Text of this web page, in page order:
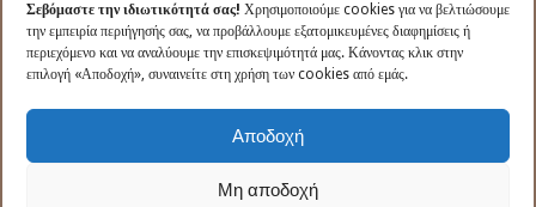
Σεβόμαστε την ιδιωτικότητά σας! Χρησιμοποιούμε cookies για να βελτιώσουμε
την εμπειρία περιήγησής σας, να προβάλλουμε εξατομικευμένες διαφημίσεις ή
περιεχόμενο και να αναλύουμε την επισκεψιμότητά μας. Κάνοντας κλικ στην
επιλογή «Αποδοχή», συναινείτε στη χρήση των cookies από εμάς.
Αποδοχή
Μη αποδοχή
Κεραμικά Μαρούσι
Το αγγειοπλαστείο μας βρίσκεται στο Μαρούσι, Αναξαγόρα 14.
Τηλ. επικοινωνίας: 210.61.06.437